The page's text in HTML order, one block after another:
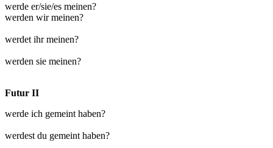
werde er/sie/es meinen?
werden wir meinen?
werdet ihr meinen?
werden sie meinen?
Futur II
werde ich gemeint haben?
werdest du gemeint haben?